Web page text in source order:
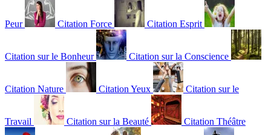
Peur Citation Force Citation Esprit
Citation sur le Bonheur Citation sur la Conscience
Citation Nature Citation Yeux Citation sur le
Travail Citation sur la Beauté Citation Théâtre